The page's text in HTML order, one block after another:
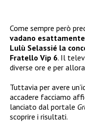
Come sempre però
vadano
Lulù Selassié la
Fratello Vip 6. Il
diverse ore e per
Tuttavia per avere
accadere facciamo
lanciato dal portale
scoprire i risultati.